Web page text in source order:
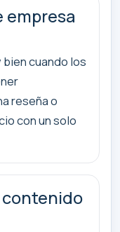
empresa
cuando los
reseña o
con un solo
contenido